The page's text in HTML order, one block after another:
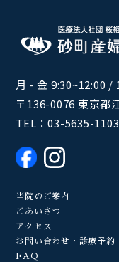
月 - 金 9:30~12:00 /
〒136-0076 東京都
TEL：03-5635-1103
当院のご案内
ごあいさつ
アクセス
お問い合わせ・診療予約
FAQ